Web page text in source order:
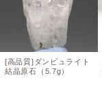
[高品質]ダンビュライト
結晶原石（5.7g）